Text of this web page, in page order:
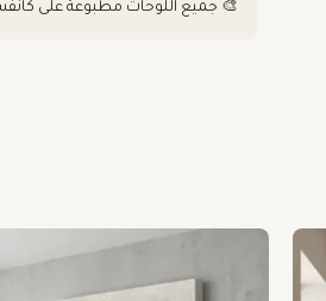
🎨 جميع اللوحات مطبوعة على